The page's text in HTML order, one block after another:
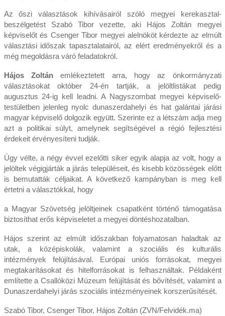
Az őszi választások kihívásairól szóló megyei kerekasztal-
beszélgetést Szabó Tibor vezette, aki Hájos Zoltán megyei
képviselőt és Csenger Tibor megyei alelnököt kérdezte az elmúlt
választási időszak tapasztalatairól, az elért eredményekről és a
még megoldásra váró feladatokról.
Hájos Zoltánemlékeztetett arra, hogy az önkormányzati
választásokat október 24-én tartják, a jelöltlistákat pedig
augusztus 24-ig kell leadni. A Nagyszombat megyei képviselő-
testületben jelenleg nyolc dunaszerdahelyi és hat galántai járási
magyar képviselő dolgozik együtt. Szerinte ez a létszám adja meg
azt a politikai súlyt, amelynek segítségével a régió fejlesztési
érdekeit érvényesíteni tudják.
Úgy vélte, a négy évvel ezelőtti siker egyik alapja az volt, hogy a
jelöltek végigjárták a járás településeit, és kisebb közösségek előtt
is bemutatták céljaikat. A következő kampányban is meg kell
értetni a választókkal, hogy
a Magyar Szövetség jelöltjeinek csapatként történő támogatása
biztosíthat erős képviseletet a megyei döntéshozatalban.
Hájos szerint az elmúlt időszakban folyamatosan haladtak az
utak, a középiskolák, valamint a szociális és kulturális
intézmények felújításával. Európai uniós forrásokat, megyei
megtakarításokat és hitelforrásokat is felhasználtak. Példaként
említette a Csallóközi Múzeum felújítását és bővítését, valamint a
Dunaszerdahelyi járás szociális intézményeinek korszerűsítését.
Szabó Tibor, Csenger Tibor, Hájos Zoltán (ZVN/Felvidék.ma)